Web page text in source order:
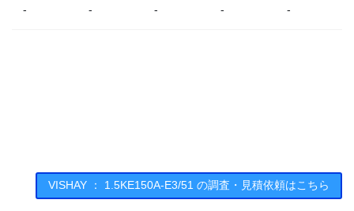
- - - - -
VISHAY ： 1.5KE150A-E3/51 の調査・見積依頼はこちら